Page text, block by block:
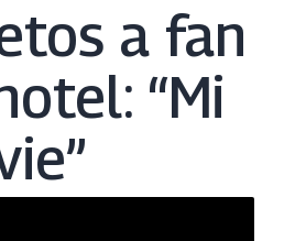
a fan
“Mi